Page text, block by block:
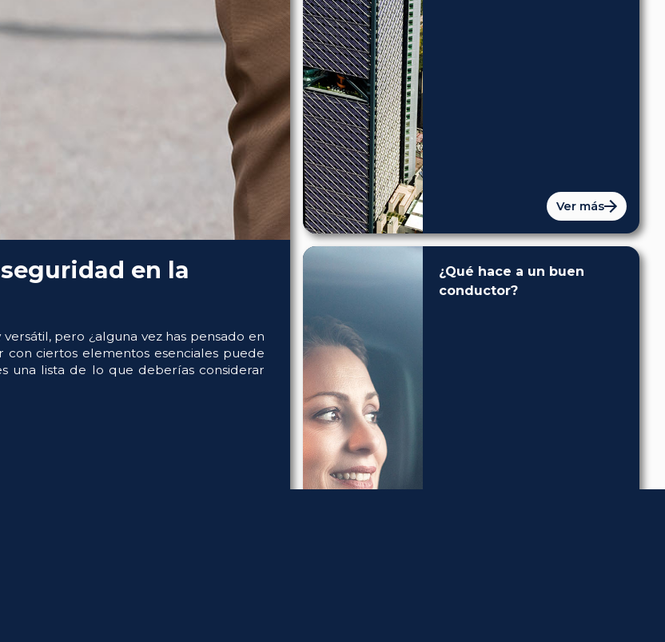
en la
pero ¿alguna vez has pensado en
ciertos elementos esenciales puede
una lista de lo que deberías considerar
Ver más
¿Qué hace a un buen
conductor?